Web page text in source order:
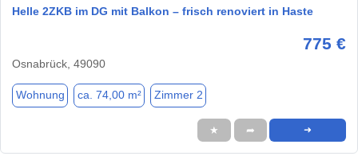
Helle 2ZKB im DG mit Balkon – frisch renoviert in Haste
775 €
Osnabrück, 49090
Wohnung ca. 74,00 m² Zimmer 2
★ ➦ ➜